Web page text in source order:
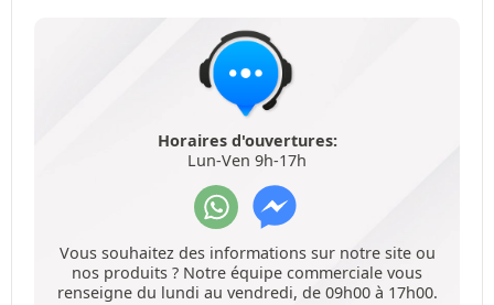
Horaires d'ouvertures:
Lun-Ven 9h-17h
Vous souhaitez des informations sur notre site ou
nos produits ? Notre équipe commerciale vous
renseigne du lundi au vendredi, de 09h00 à 17h00.